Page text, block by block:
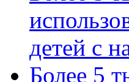
детей с
Более 5